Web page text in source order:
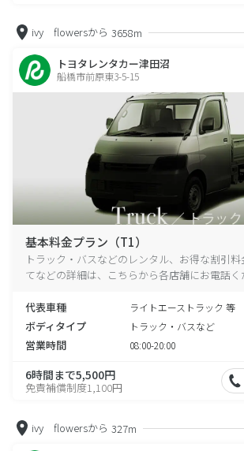
ivy flowersから 3658m
トヨタレンタカー津田沼
船橋市前原東3-5-15
基本料金プラン（T1）
トラック・バスなどのレンタル、お得な割引
てなどの詳細は、こちらから各店舗にお電話く
代表車種 ライトエーストラック 等
ボディタイプ トラック・バスなど
営業時間 08:00-20:00
6時間まで5,500円
免責補償制度1,100円
ivy flowersから 327m